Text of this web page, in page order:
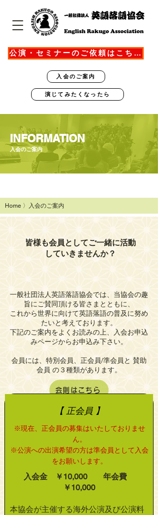
公演・セミナーのご依頼はこちら
入会のご案内
演じてみたくなったら
​INFORMATION
入会のご案内
Home 〉入会のご案内
皆様も会員としてご一緒に活動
していきませんか？
一般社団法人英語落語協会では、当協会の趣
旨にご賛同頂ける皆さまとともに、
これから世界に向けて英語落語の普及に努め
たいと考えております。
下記のご案内をよくお読みの上、入会お申込
みページからお申込み下さい。
会員には、特別会員、正会員/準会員と 賛助
会員 の３種類があります。
会則はこちら
【 正会員 】
※現在、正会員の募集はいたしておりませ
ん。
※公演への出演希望の方は準会員として入会
をお願いします。
入会金 ￥10,000 年会費
￥10,000
本協会が主催する海外公演及び公演料